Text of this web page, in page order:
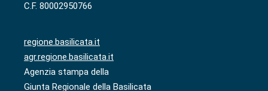
C.F. 80002950766
regione.basilicata.it
agr.regione.basilicata.it
Agenzia stampa della
Giunta Regionale della Basilicata